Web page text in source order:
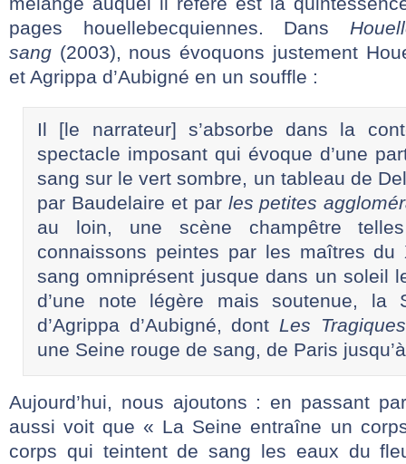
pages houellebecquiennes. Dans
sang (2003), nous évoquons justement
et Agrippa d’Aubigné en un souffle :
Il [le narrateur] s’absorbe dans la
spectacle imposant qui évoque d’une
sang sur le vert sombre, un tableau de
par Baudelaire et par les petites
au loin, une scène champêtre
connaissons peintes par les maîtres
sang omniprésent jusque dans un soleil
d’une note légère mais soutenue, la
d’Agrippa d’Aubigné, dont Les
une Seine rouge de sang, de Paris
Aujourd’hui, nous ajoutons : en passant
aussi voit que « La Seine entraîne un
corps qui teintent de sang les eaux du